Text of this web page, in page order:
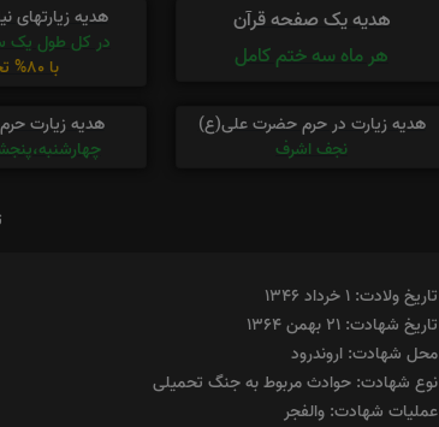
هدیه یک صفحه قرآن
هر ماه سه ختم کامل
هدیه زیارتهای
در کل طول یک
با 80% تخفیف
هدیه زیارت در حرم حضرت علی(ع)
نجف اشرف
هدیه زیارت
تاریخ ولادت: ۱ خرداد ۱۳۴۶
تاریخ شهادت: ۲۱ بهمن ۱۳۶۴
محل شهادت: اروندرود
نوع شهادت: حوادث مربوط به جنگ تحمیلی
عملیات شهادت: والفجر